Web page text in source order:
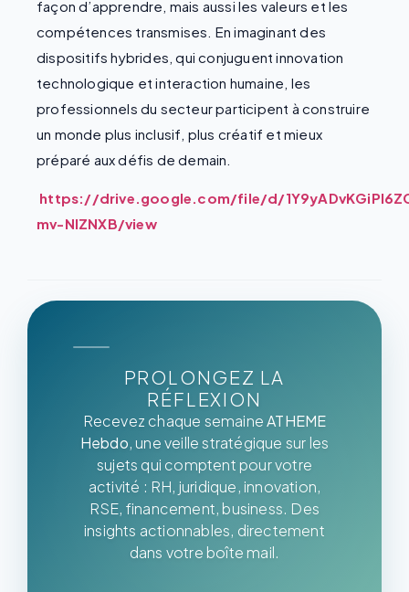
façon d’apprendre, mais aussi les valeurs et les
compétences transmises. En imaginant des
dispositifs hybrides, qui conjuguent innovation
technologique et interaction humaine, les
professionnels du secteur participent à construire
un monde plus inclusif, plus créatif et mieux
préparé aux défis de demain.
https://drive.google.com/file/d/
mv-NIZNXB/view
PROLONGEZ LA
RÉFLEXION
Recevez chaque semaineATHEME
Hebdo, une veille stratégique sur les
sujets qui comptent pour votre
activité : RH, juridique, innovation,
RSE, financement, business. Des
insights actionnables, directement
dans votre boîte mail.